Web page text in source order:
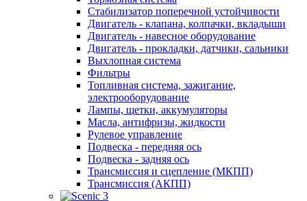
Стабилизатор поперечной устойчивости
Двигатель - клапана, колпачки, вкладыши
Двигатель - навесное оборудование
Двигатель - прокладки, датчики, сальники
Выхлопная система
Фильтры
Топливная система, зажигание,
электрооборудование
Лампы, щетки, аккумуляторы
Масла, антифризы, жидкости
Рулевое управление
Подвеска - передняя ось
Подвеска - задняя ось
Трансмиссия и сцепление (МКПП)
Трансмиссия (АКПП)